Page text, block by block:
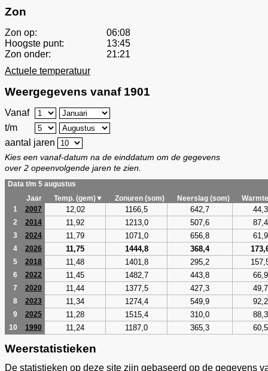
Zon
Zon op:
06:08
Hoogste punt:
13:45
Zon onder:
21:21
Actuele temperatuur
Weergegevens vanaf 1901
Vanaf
t/m
aantal jaren
Kies een vanaf-datum na de einddatum om de gegevens
over 2 opeenvolgende jaren te zien.
Data t/m 5 augustus
Jaar
Temp. (gem)▼ Zonuren (som) Neerslag (som)
1
2007 12,02 1166,5 642,7 44,3
2 2014 11,92 1213,0 507,6 87,4
3 2024 11,79 1071,0 656,8 61,9
4 2026 11,75 1444,8 368,4
5 2018 11,48 1401,8 295,2
6 2022 11,45 1482,7 443,8 66,9
7 2020 11,44 1377,5 427,3 49,7
8 2023 11,34 1274,4 549,9 92,2
9 2025 11,28 1515,4 310,0 88,3
10 1990 11,24 1187,0 365,3 60,5
Weerstatistieken
De statistieken op deze site zijn gebaseerd op de gegevens